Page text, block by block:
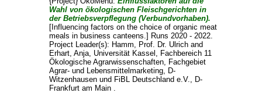
Wahl von ökologischen Fleischgerichten in
der Betriebsverpflegung (Verbundvorhaben).
[Influencing factors on the choice of organic meat
meals in business canteens.] Runs 2020 - 2022.
Project Leader(s): Hamm, Prof. Dr. Ulrichand
Erhart, Anja, Universität Kassel, Fachbereich 11
Ökologische Agrarwissenschaften, Fachgebiet
Agrar- und Lebensmittelmarketing, D-
Witzenhausen und FiBL Deutschland e.V., D-
Frankfurt am Main .